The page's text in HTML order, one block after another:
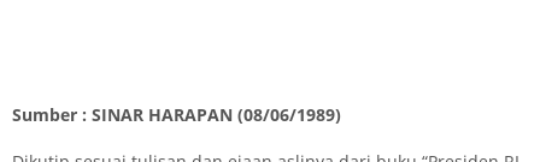
Sumber : SINAR HARAPAN (08/06/1989)